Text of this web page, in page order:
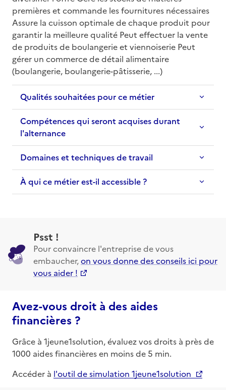
premières et commande les fournitures nécessaires
Assure la cuisson optimale de chaque produit pour
garantir la meilleure qualité Peut effectuer la vente
de produits de boulangerie et viennoiserie Peut
gérer un commerce de détail alimentaire
(boulangerie, boulangerie-pâtisserie, ...)
Qualités souhaitées pour ce métier
Compétences qui seront acquises durant
l'alternance
Domaines et techniques de travail
À qui ce métier est-il accessible ?
Psst !
Pour convaincre l'entreprise de vous
embaucher,on vous donne des conseils ici pour
vous aider !
Avez-vous droit à des aides
financières ?
Grâce à 1jeune1solution, évaluez vos droits à près de
1000 aides financières en moins de 5 min.
Accéder à l'outil de simulation 1jeune1solution